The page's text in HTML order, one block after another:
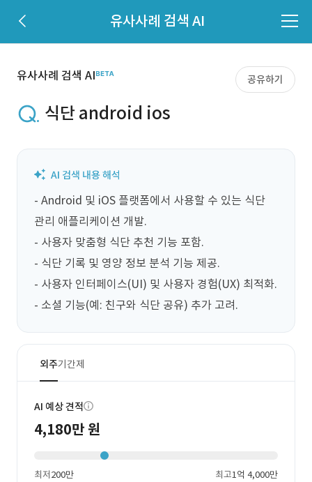
유사사례 검색 AI
유사사례 검색 AI 공유하기
식단 android ios
- Android 및 iOS 플랫폼에서 사용할 수 있는 식단
관리 애플리케이션 개발.
- 사용자 맞춤형 식단 추천 기능 포함.
- 식단 기록 및 영양 정보 분석 기능 제공.
- 사용자 인터페이스(UI) 및 사용자 경험(UX) 최적화.
- 소셜 기능(예: 친구와 식단 공유) 추가 고려.
외주기간제
AI 예상 견적
4,180만 원
최저200만 최고1억 4,000만